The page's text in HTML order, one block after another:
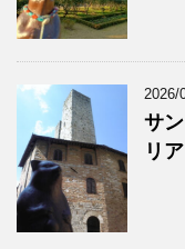
2026/
サ
リ